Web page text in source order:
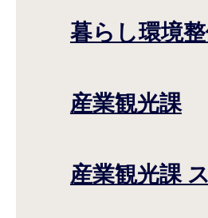
暮らし環境
産業観光課
産業観光課